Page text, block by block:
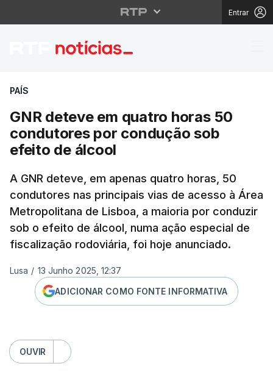
Entrar
GNR deteve em
PAÍS
GNR deteve em quatro horas 50
condutores por condução sob
efeito de álcool
A GNR deteve, em apenas quatro horas, 50
condutores nas principais vias de acesso à Área
Metropolitana de Lisboa, a maioria por conduzir
sob o efeito de álcool, numa ação especial de
fiscalização rodoviária, foi hoje anunciado.
Lusa / 13 Junho 2025, 12:37
ADICIONAR COMO FONTE INFORMATIVA
OUVIR